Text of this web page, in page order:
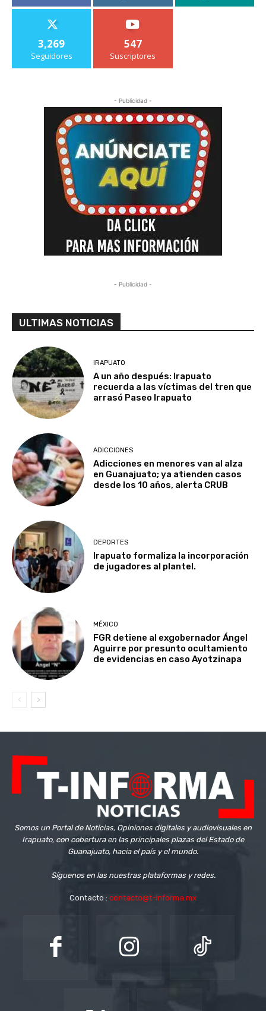
3,269
Seguidores
547
Suscriptores
- Publicidad -
- Publicidad -
ULTIMAS NOTICIAS
IRAPUATO
A un año después: Irapuato
recuerda a las víctimas del tren que
arrasó Paseo Irapuato
ADICCIONES
Adicciones en menores van al alza
en Guanajuato; ya atienden casos
desde los 10 años, alerta CRUB
DEPORTES
Irapuato formaliza la incorporación
de jugadores al plantel.
MÉXICO
FGR detiene al exgobernador Ángel
Aguirre por presunto ocultamiento
de evidencias en caso Ayotzinapa
Somos un Portal de Noticias, Opiniones digitales y audiovisuales en
Irapuato, con cobertura en las principales plazas del Estado de
Guanajuato, hacia el país y el mundo.
Síguenos en las nuestras plataformas y redes.
Contacto : contacto@t-informa.mx